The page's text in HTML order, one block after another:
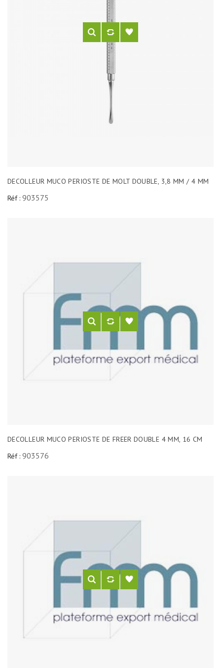
DECOLLEUR MUCO PERIOSTE DE MOLT DOUBLE, 3,8 MM / 4 MM
Réf : 903575
DECOLLEUR MUCO PERIOSTE DE FREER DOUBLE 4 MM, 16 CM
Réf : 903576